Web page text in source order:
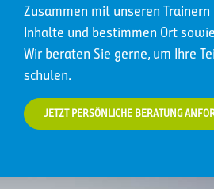
Zusammen mit unseren Trainern
Inhalte und bestimmen Ort
Wir beraten Sie gerne, um Ihre
schulen.
JETZT PERSÖNLICHE BERATUNG